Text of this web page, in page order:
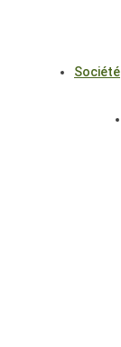
Société